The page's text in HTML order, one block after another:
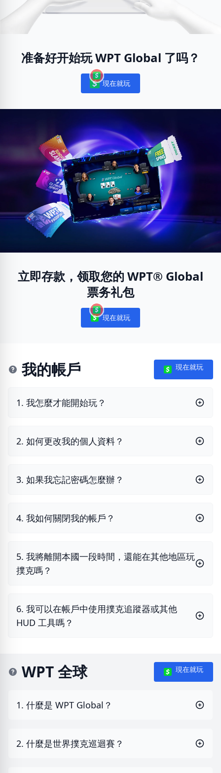
准备好开始玩 WPT Global 了吗？
Notifications
現在就玩
立即存款，领取您的 WPT® Global
票务礼包
Notifications
現在就玩
我的帳戶 現在就玩
1. 我怎麼才能開始玩？
2. 如何更改我的個人資料？
3. 如果我忘記密碼怎麼辦？
4. 我如何關閉我的帳戶？
5. 我將離開本國一段時間，還能在其他地區玩
撲克嗎？
6. 我可以在帳戶中使用撲克追蹤器或其他
HUD 工具嗎？
WPT 全球 現在就玩
1. 什麼是 WPT Global？
2. 什麼是世界撲克巡迴賽？